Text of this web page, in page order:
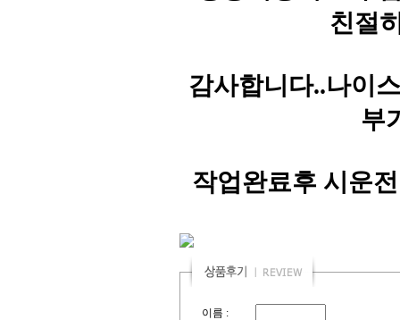
친절
감사합니다..나이
부
작업완료후 시운
이름 :